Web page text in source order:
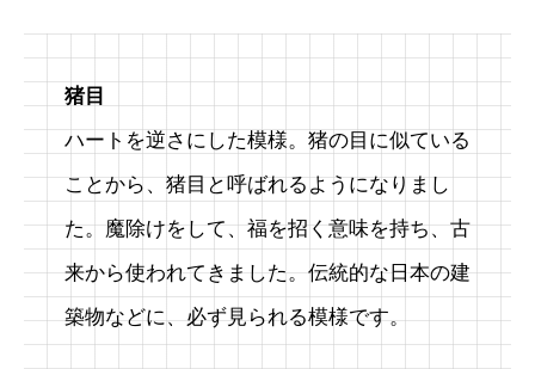
猪目
ハートを逆さにした模様。猪の目に似ている
ことから、猪目と呼ばれるようになりまし
た。魔除けをして、福を招く意味を持ち、古
来から使われてきました。伝統的な日本の建
築物などに、必ず見られる模様です。